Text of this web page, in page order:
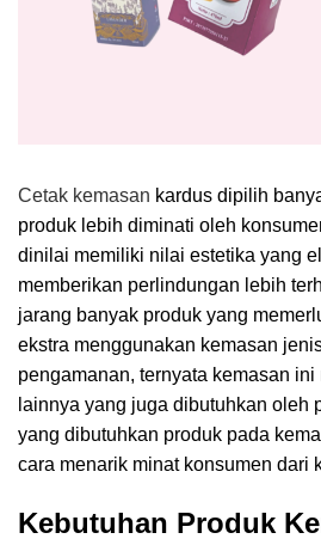
Cetak kemasan kardus dipilih
produk lebih diminati oleh
dinilai memiliki nilai estetika yang
memberikan perlindungan lebih
jarang banyak produk yang
ekstra menggunakan kemasan
pengamanan, ternyata kemasan
lainnya yang juga dibutuhkan oleh
yang dibutuhkan produk pada
cara menarik minat konsumen dari
Kebutuhan Produk